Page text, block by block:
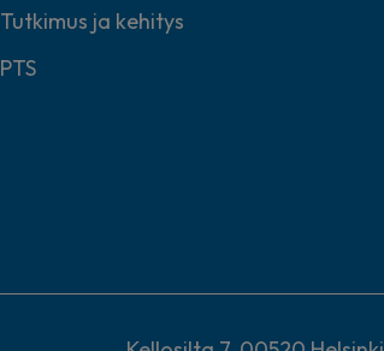
Tutkimus ja kehitys
PTS